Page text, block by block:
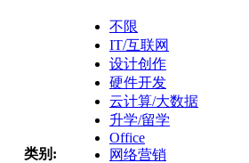
类别:
不限
IT/互联网
设计创作
硬件开发
云计算/大数据
升学/留学
Office
网络营销